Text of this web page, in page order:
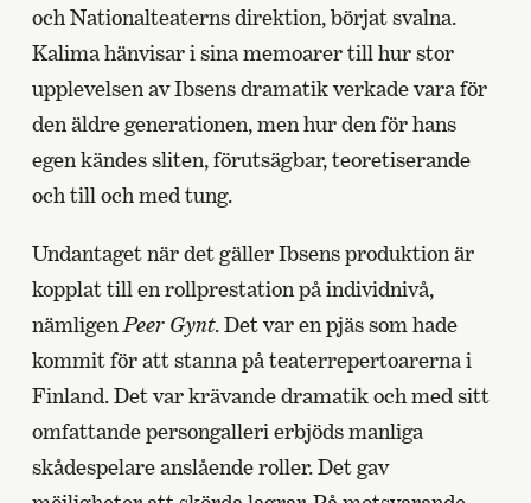
och Nationalteaterns direktion, börjat svalna.
Kalima hänvisar i sina memoarer till hur stor
upplevelsen av Ibsens dramatik verkade vara för
den äldre generationen, men hur den för hans
egen kändes sliten, förutsägbar, teoretiserande
och till och med tung.
Undantaget när det gäller Ibsens produktion är
kopplat till en rollprestation på individnivå,
nämligen Peer Gynt. Det var en pjäs som hade
kommit för att stanna på teaterrepertoarerna i
Finland. Det var krävande dramatik och med sitt
omfattande persongalleri erbjöds manliga
skådespelare anslående roller. Det gav